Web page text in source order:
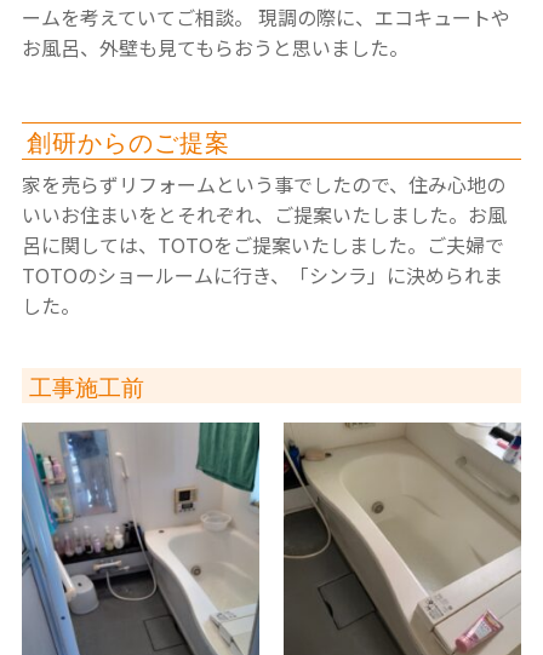
ームを考えていてご相談。 現調の際に、エコキュートや
お風呂、外壁も見てもらおうと思いました。
創研からのご提案
家を売らずリフォームという事でしたので、住み心地の
いいお住まいをとそれぞれ、ご提案いたしました。お風
呂に関しては、TOTOをご提案いたしました。ご夫婦で
TOTOのショールームに行き、「シンラ」に決められま
した。
工事施工前